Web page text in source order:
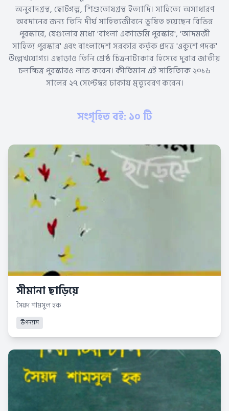
অনুবাদগ্রন্থ, ছোটগল্প, শিশুতোষগ্রন্থ ইত্যাদি। সাহিত্যে অসাধারণ
অবদানের জন্য তিনি দীর্ঘ সাহিত্যজীবনে ভূষিত হয়েছেন বিভিন্ন
পুরস্কারে, যেগুলোর মধ্যে 'বাংলা একাডেমি পুরস্কার', 'আদমজী
সাহিত্য পুরস্কার' এবং বাংলাদেশ সরকার কর্তৃক প্রদত্ত 'একুশে পদক'
উল্লেখযোগ্য। এছাড়াও তিনি শ্রেষ্ঠ চিত্রনাট্যকার হিসেবে দুবার জাতীয়
চলচ্চিত্র পুরস্কারও লাভ করেন। কীর্তিমান এই সাহিত্যিক ২০১৬
সালের ২৭ সেপ্টেম্বর ঢাকায় মৃত্যুবরণ করেন।
সংগৃহিত বই: ১০ টি
সীমানা ছাড়িয়ে
সৈয়দ শামসুল হক
উপন্যাস